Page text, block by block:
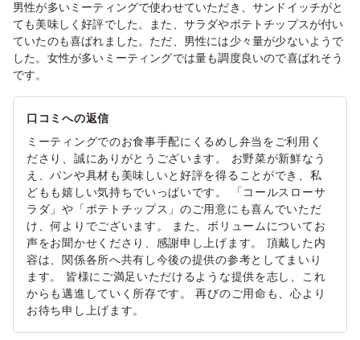
男性が多いミーティングで使わせていただき、サンドイッチがと
ても美味しく好評でした。また、サラダやポテトチップスが付い
ていたのも喜ばれました。ただ、男性には少々量が少ないようで
した。女性が多いミーティングでは量も調度良いので喜ばれそう
です。
口コミへの返信
ミーティングでのお食事手配にくるめし弁当をご利用く
ださり、誠にありがとうございます。 お野菜が新鮮なう
え、パンや具材も美味しいと好評を得ることができ、私
どもも嬉しい気持ちでいっぱいです。 「コールスローサ
ラダ」や「ポテトチップス」のご用意にも喜んでいただ
け、何よりでございます。 また、ボリュームについてお
声をお聞かせくださり、感謝申し上げます。 頂戴した内
容は、関係各所へ共有し今後の提供の参考としてまいり
ます。 皆様にご満足いただけるような提供を志し、これ
からも邁進していく所存です。 再びのご用命も、心より
お待ち申し上げます。